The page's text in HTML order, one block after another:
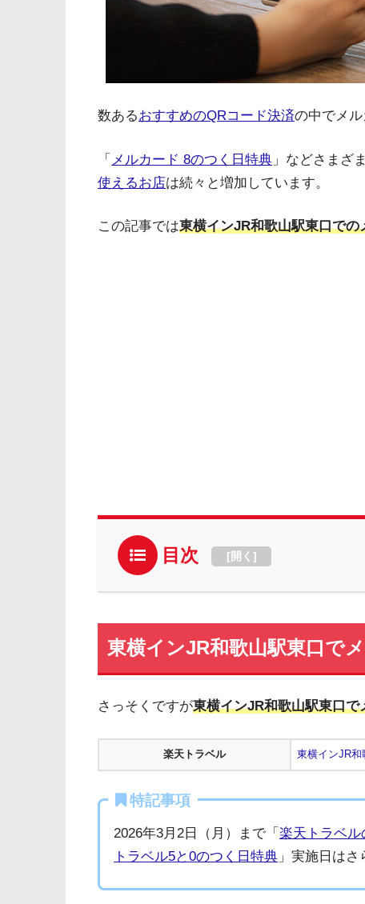
数あるおすすめのQRコード決済の中でメル
「 メルカード 8のつく日特典 」などさまざ
使えるお店は続々と増加しています。
この記事では東横インJR和歌山駅東口での
目次 [開く ]
東横インJR和歌山駅東口で
さっそくですが東横インJR和歌山駅東口で
楽天トラベル 東横インJR和
特記事項
2026年3月2日（月）まで「楽天トラベル
トラベル5と0のつく日特典 」実施日は